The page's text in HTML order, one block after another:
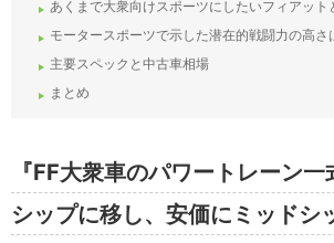
あくまで大衆向けスポーツにしたいフィアット
モータースポーツで示した潜在的戦闘力の高さ
主要スペックと中古車相場
まとめ
『FF大衆車のパワートレーン
シップに移し、安価にミッドシ